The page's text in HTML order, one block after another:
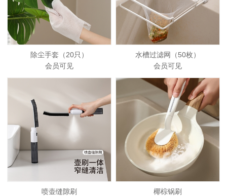
除尘手套（20只）
会员可见
水槽过滤网（50枚）
会员可见
喷壶缝隙刷
椰棕锅刷